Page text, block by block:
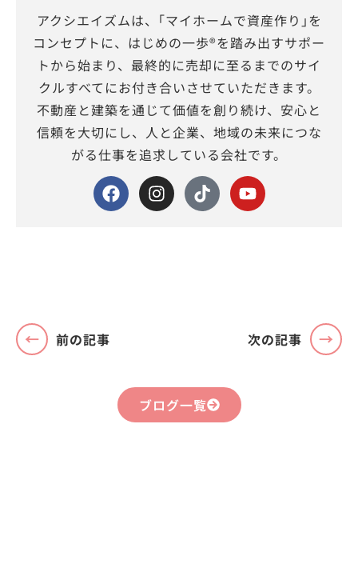
アクシエイズムは、｢マイホームで資産作り｣を
コンセプトに、はじめの一歩®を踏み出すサポー
トから始まり、最終的に売却に至るまでのサイ
クルすべてにお付き合いさせていただきます。
不動産と建築を通じて価値を創り続け、安心と
信頼を大切にし、人と企業、地域の未来につな
がる仕事を追求している会社です。
前の記事 次の記事
ブログ一覧